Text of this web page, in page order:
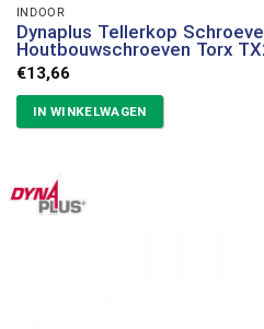
INDOOR
Dynaplus Tellerkop
Houtbouwschroeven Torx
€13,66
IN WINKELWAGEN